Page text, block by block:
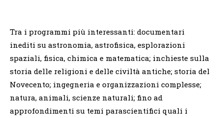
Tra i programmi più interessanti: documentari
inediti su astronomia, astrofisica, esplorazioni
spaziali, fisica, chimica e matematica; inchieste sulla
storia delle religioni e delle civiltà antiche; storia del
Novecento; ingegneria e organizzazioni complesse;
natura, animali, scienze naturali; fino ad
approfondimenti su temi parascientifici quali i